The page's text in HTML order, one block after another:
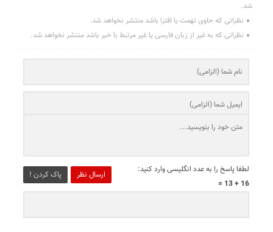
شد.
نظراتی که حاوی تهمت یا افترا باشد منتشر نخواهد شد.
نظراتی که به غیر از زبان فارسی یا غیر مرتبط با خبر باشد منتشر نخواهد شد.
ارسال نظر پاک کردن !
لطفا پاسخ را به عدد انگلیسی وارد کنید:
16 + 13 =